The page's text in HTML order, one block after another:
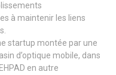
à maintenir les liens
startup montée par une
d’optique mobile, dans
en autre